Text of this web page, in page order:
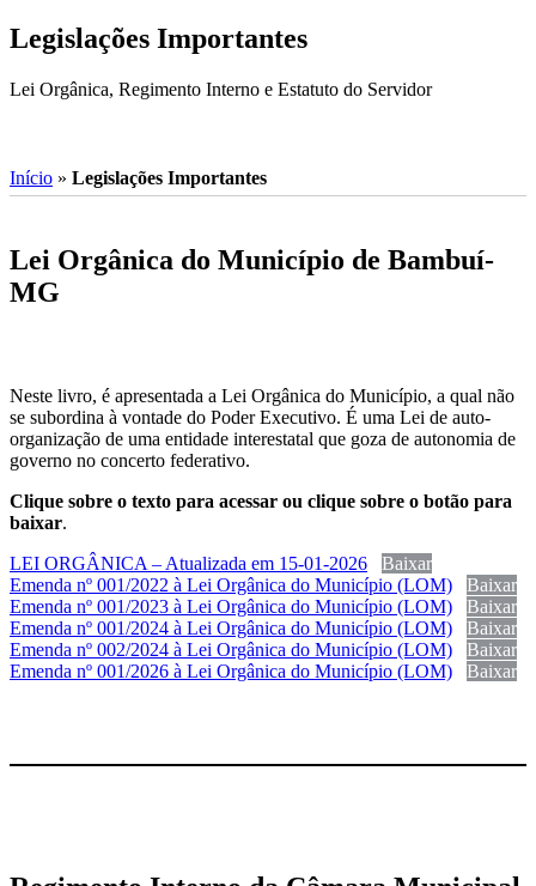
Legislações Importantes
Lei Orgânica, Regimento Interno e Estatuto do Servidor
Início » Legislações Importantes
Lei Orgânica do Município de Bambuí-
MG
Neste livro, é apresentada a Lei Orgânica do Município, a qual não
se subordina à vontade do Poder Executivo. É uma Lei de auto-
organização de uma entidade interestatal que goza de autonomia de
governo no concerto federativo.
Clique sobre o texto para acessar ou clique sobre o botão para
baixar.
LEI ORGÂNICA – Atualizada em 15-01-2026
Baixar
Emenda nº 001/2022 à Lei Orgânica do Município (LOM)
Baixar
Emenda nº 001/2023 à Lei Orgânica do Município (LOM)
Baixar
Emenda nº 001/2024 à Lei Orgânica do Município (LOM)
Baixar
Emenda nº 002/2024 à Lei Orgânica do Município (LOM)
Baixar
Emenda nº 001/2026 à Lei Orgânica do Município (LOM)
Baixar